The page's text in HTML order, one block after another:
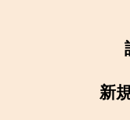
新